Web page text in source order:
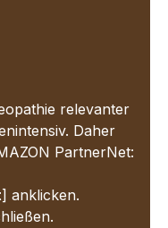
relevanter
Daher
PartnerNet:
] anklicken.